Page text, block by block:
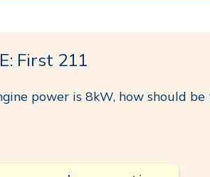
First 211
power is 8kW, how should